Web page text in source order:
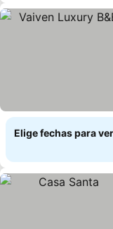
Elige fechas para